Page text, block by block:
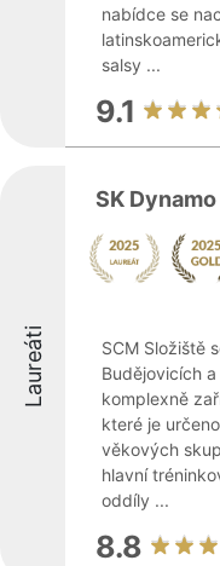
nabídce se
salsy ...
9.1
Laureáti
SK
SCM Složiště
Budějovicích
komplexně
které je
věkových
hlavní
oddíly ...
8.8